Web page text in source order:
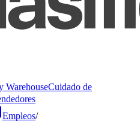
WarehouseCuidado de
Empleos/